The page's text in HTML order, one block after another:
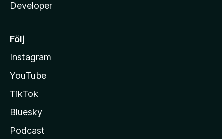
Developer
Följ
Instagram
YouTube
TikTok
Bluesky
Podcast